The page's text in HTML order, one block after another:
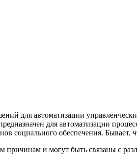
для автоматизации
для автоматизации
социального обеспечения. Бывает,
и могут быть связаны с